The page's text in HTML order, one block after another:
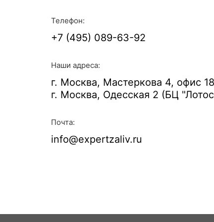
Телефон:
+7 (495) 089-63-92
Наши адреса:
г. Москва, Мастеркова 4, офис
г. Москва, Одесская 2 (БЦ
Почта:
info@expertzaliv.ru